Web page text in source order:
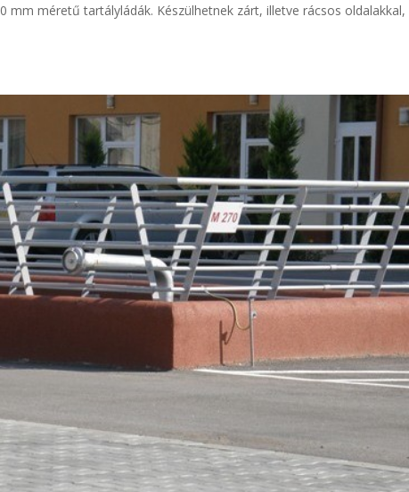
mm méretű tartályládák. Készülhetnek zárt, illetve rácsos oldalakkal,